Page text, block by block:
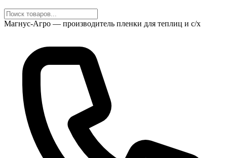
Магнус-Агро — производитель пленки для теплиц и с/х